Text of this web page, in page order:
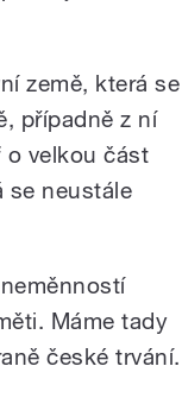
země, která se
případně z ní
o velkou část
se neustále
Máme tady
české trvání.